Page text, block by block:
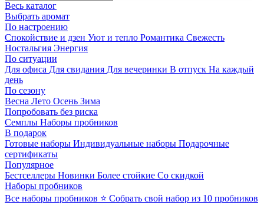
Весь каталог
Выбрать аромат
По настроению
Спокойствие и дзен Уют и тепло Романтика Свежесть
Ностальгия Энергия
По ситуации
Для офиса Для свидания Для вечеринки В отпуск На каждый
день
По сезону
Весна Лето Осень Зима
Попробовать без риска
Семплы Наборы пробников
В подарок
Готовые наборы Индивидуальные наборы Подарочные
сертификаты
Популярное
Бестселлеры Новинки Более стойкие Со скидкой
Наборы пробников
Все наборы пробников ⭐ Собрать свой набор из 10 пробников